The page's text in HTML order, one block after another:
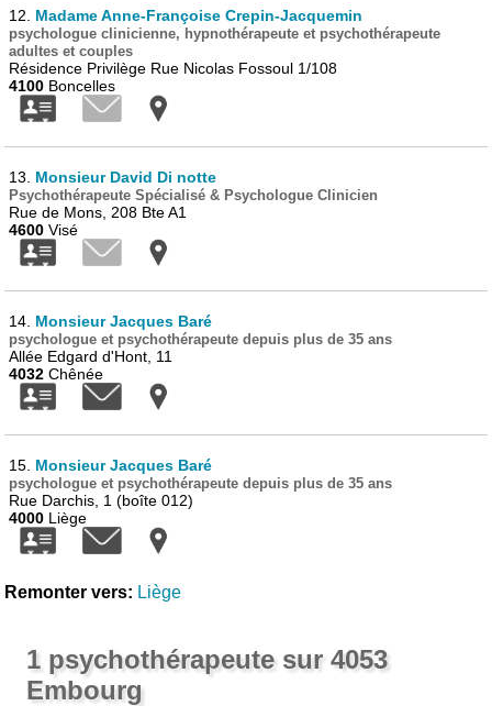
12. Madame Anne-Françoise Crepin-Jacquemin
psychologue clinicienne, hypnothérapeute et psychothérapeute
adultes et couples
Résidence Privilège Rue Nicolas Fossoul 1/108
4100 Boncelles
13. Monsieur David Di notte
Psychothérapeute Spécialisé & Psychologue Clinicien
Rue de Mons, 208 Bte A1
4600 Visé
14. Monsieur Jacques Baré
psychologue et psychothérapeute depuis plus de 35 ans
Allée Edgard d'Hont, 11
4032 Chênée
15. Monsieur Jacques Baré
psychologue et psychothérapeute depuis plus de 35 ans
Rue Darchis, 1 (boîte 012)
4000 Liège
Remonter vers: Liège
1 psychothérapeute sur 4053
Embourg